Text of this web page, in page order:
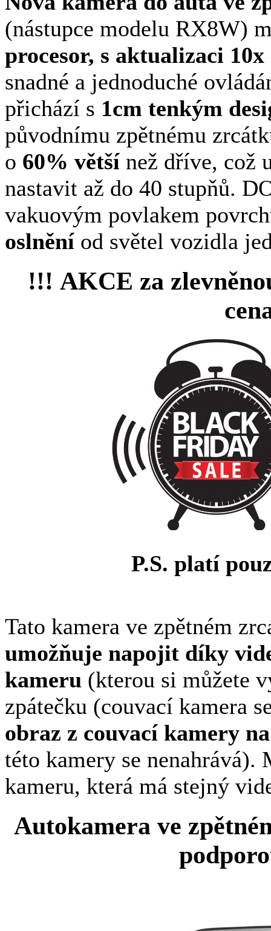
(nástupce modelu RX8W)
procesor, s aktualizaci
snadné a jednoduché
přichází s 1cm tenkým
původnímu zpětnému
o 60% větší než dříve, což
nastavit až do 40 stupňů.
vakuovým povlakem
oslnění od světel vozidla
!!! AKCE za
P.S. platí
Tato kamera ve zpětném
umožňuje napojit díky
kameru (kterou si můžete
zpátečku (couvací kamera
obraz z couvací kamery
této kamery se
kameru, která má stejný
Autokamera ve